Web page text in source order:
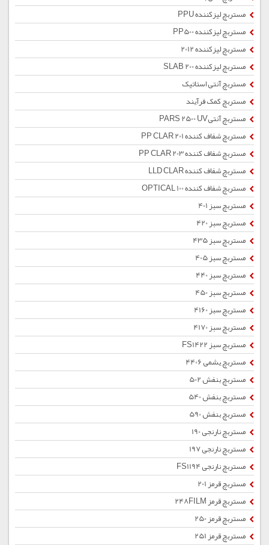
مستربچ لیزکننده PPU
مستربچ لیزکننده PP500
مستربچ لیزکننده 2012
مستربچ لیزکننده SLAB 200
مستربچ آنتی استاتیک
مستربچ کمک فرآیند
مستربچ آنتیPARS 2500 UV
مستربچ شفاف کننده PP CLAR 201
مستربچ شفاف کننده PP CLAR 203
مستربچ شفاف کننده LLD CLAR
مستربچ شفاف کننده OPTICAL 100
مستربچ سبز 401
مستربچ سبز 420
مستربچ سبز 435
مستربچ سبز 405
مستربچ سبز 440
مستربچ سبز 450
مستربچ سبز 4160
مستربچ سبز 4170
مستربچ سبز FS1422
مستربچ یشمی 4406
مستربچ بنفش 502
مستربچ بنفش 540
مستربچ بنفش 590
مستربچ نارنجی 190
مستربچ نارنجی 197
مستربچ نارنجی FS1194
مستربچ قرمز 201
مستربچ قرمز 248FILM
مستربچ قرمز 250
مستربچ قرمز 251